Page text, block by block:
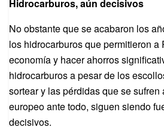
Hidrocarburos, aún decisivos
No obstante que se acabaron los
los hidrocarburos que permitieron
economía y hacer ahorros
hidrocarburos a pesar de los
sortear y las pérdidas que se sufren
europeo ante todo, siguen siendo
decisivos.